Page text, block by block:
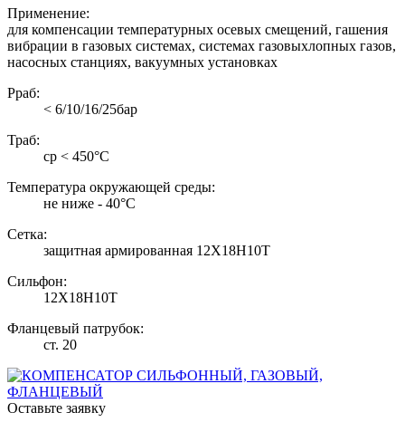
Применение:
для компенсации температурных осевых смещений, гашения
вибрации в газовых системах, системах газовыхлопных газов,
насосных станциях, вакуумных установках
Рраб:
< 6/10/16/25бар
Траб:
ср < 450°С
Температура окружающей среды:
не ниже - 40°С
Сетка:
защитная армированная 12Х18Н10Т
Сильфон:
12Х18Н10Т
Фланцевый патрубок:
ст. 20
Оставьте заявку